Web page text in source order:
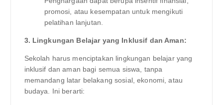
promosi, atau kesempatan untuk mengikuti
pelatihan lanjutan.
3. Lingkungan Belajar yang Inklusif dan Aman:
Sekolah harus menciptakan lingkungan belajar yang
inklusif dan aman bagi semua siswa, tanpa
memandang latar belakang sosial, ekonomi, atau
budaya. Ini berarti: